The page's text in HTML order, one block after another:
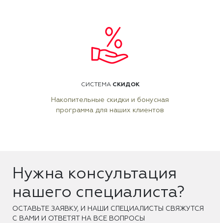
СИСТЕМА СКИДОК
Накопительные скидки и бонусная
программа для наших клиентов
Нужна консультация
нашего специалиста?
ОCТАВЬТЕ ЗАЯВКУ, И НАШИ СПЕЦИАЛИСТЫ СВЯЖУТСЯ
С ВАМИ И ОТВЕТЯТ НА ВСЕ ВОПРОСЫ